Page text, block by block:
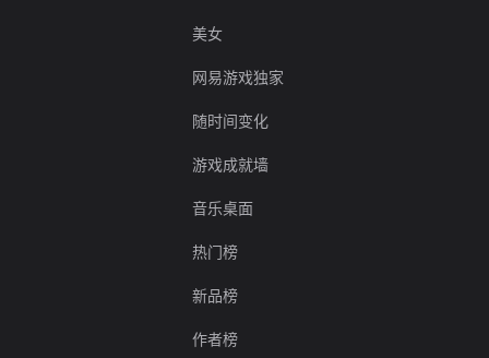
美女
网易游戏独家
随时间变化
游戏成就墙
音乐桌面
热门榜
新品榜
作者榜